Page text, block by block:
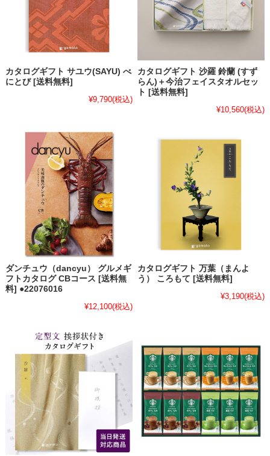
カタログギフト サユウ(SAYU) べ
にとび [送料無料]
¥9,790(税込)
カタログギフト 沙羅 鈴蘭 (すず
らん)＋今治フェイスタオルセッ
ト [送料無料]
¥10,560(税込)
ダンチュウ（dancyu） グルメギ
フトカタログ CBコース [送料無
料] ●22076016
¥12,100(税込)
カタログギフト 万葉（まんよ
う） ころもて [送料無料]
¥3,190(税込)